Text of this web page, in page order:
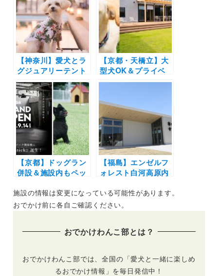
ープン！オーシャン
ビュー＆プライベー
トヴィラで別荘気分
♪淡路牛のBBQも楽
しめる！
も宿泊OK
【神奈川】愛犬とラ
グジュアリーテント
でグランピング！マ
リブファーム 逗子マ
リーナで期間限定
『カマクラテラス』
がオープン（2021年
9月17日予約開始）
【京都・天橋立】大
型犬OK＆プライベ
ートドッグラン付き
Doggy’s Resort
Kyoto
Amanohashidate
」がオープン！
【京都】ドッグラン
併設＆施設内もペッ
れんがパーク隣接地
に複合施設
【福島】エンゼルフ
ォレスト白河高原内
Peak×Foxfire白河
高原」がオープン！
施設の情報は変更になっている可能性があります。
おでかけ前に各自ご確認ください。
おでかけわんこ部とは？
おでかけわんこ部では、全国の「愛犬と一緒に楽しめ
るおでかけ情報」を毎日発信中！